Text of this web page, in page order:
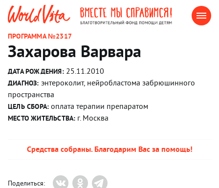
ПРОГРАММА №2317
Захарова Варвара
ДАТА РОЖДЕНИЯ:25.11.2010
ДИАГНОЗ: энтероколит, нейробластома забрюшинного
пространства
ЦЕЛЬ СБОРА: оплата терапии препаратом
МЕСТО ЖИТЕЛЬСТВА: г. Москва
Средства собраны. Благодарим Вас за помощь!
Поделиться: